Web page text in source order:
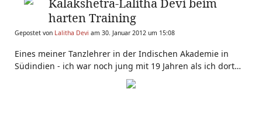
harten Training
Gepostet von Lalitha Devi am 30. Januar 2012 um 15:08
Eines meiner Tanzlehrer in der Indischen Akademie in
Südindien - ich war noch jung mit 19 Jahren als ich dort